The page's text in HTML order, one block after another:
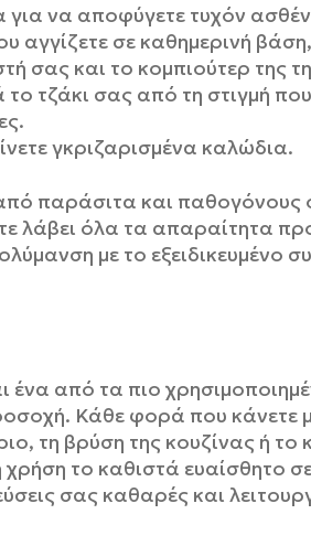
να αποφύγετε τυχόν
αγγίζετε σε καθημερινή
σας και το κομπιούτερ της
τζάκι σας από τη στιγμή
γκριζαρισμένα καλώδια.
παράσιτα και παθογόνους
λάβει όλα τα απαραίτητα
με το εξειδικευμένο
ένα από τα πιο
Κάθε φορά που κάνετε
τη βρύση της κουζίνας ή το
το καθιστά ευαίσθητο
σας καθαρές και